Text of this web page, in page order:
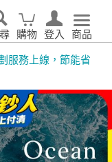
購物 登入 商品
服務上線，節能省